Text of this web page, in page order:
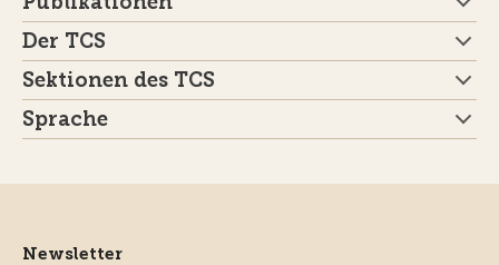
Der TCS
Sektionen des TCS
Sprache
Newsletter